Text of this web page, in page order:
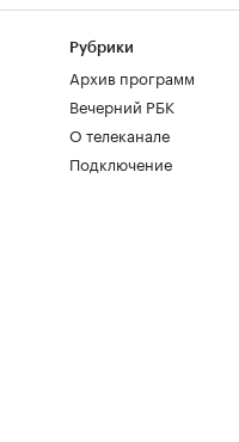
Рубрики
Архив программ
Вечерний РБК
О телеканале
Подключение